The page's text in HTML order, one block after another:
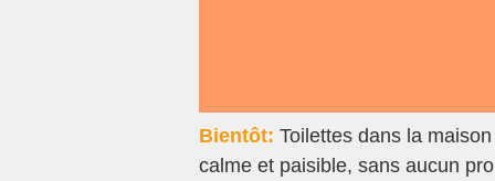
Bientôt: Toilettes dans la
calme et paisible, sans aucun